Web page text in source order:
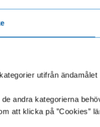
utifrån
andra kategorierna
att klicka på ”Cookies”